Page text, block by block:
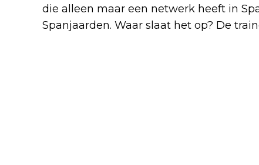
die alleen maar een netwerk heeft in
Spanjaarden. Waar slaat het op? De